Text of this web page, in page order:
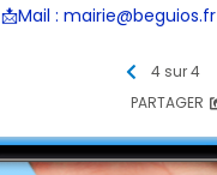
📩Mail : mairie@beguios.fr
Horaires d’ouverture :
Mardi de 13h00 à 17h00
4 sur 4
PARTAGER